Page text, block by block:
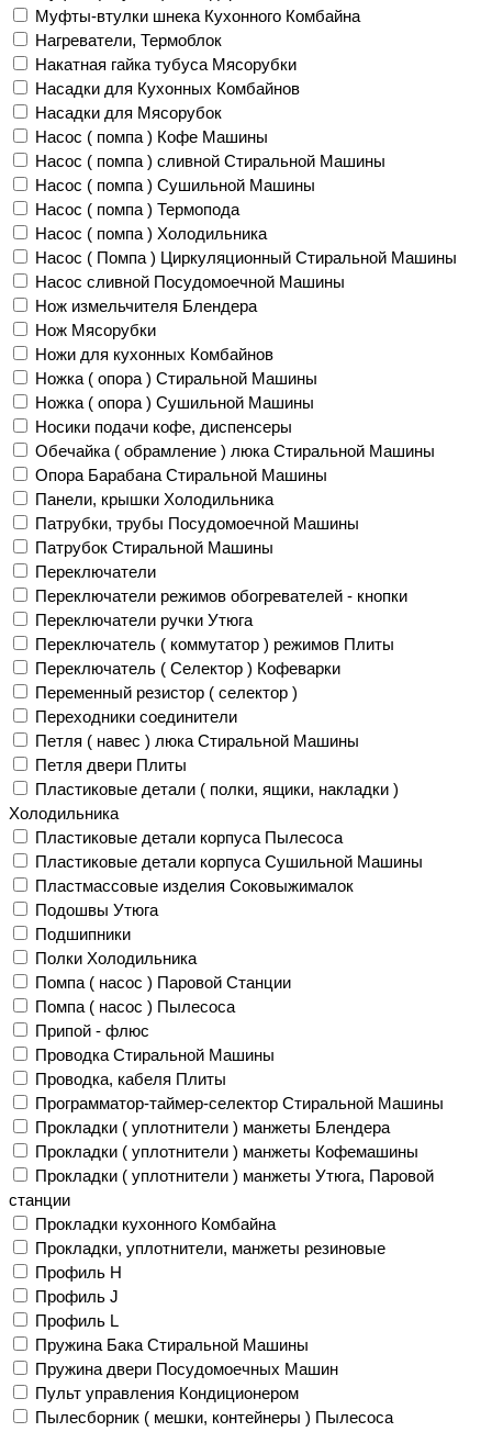
Муфты-втулки шнека Кухонного Комбайна
Нагреватели, Термоблок
Накатная гайка тубуса Мясорубки
Насадки для Кухонных Комбайнов
Насадки для Мясорубок
Насос ( помпа ) Кофе Машины
Насос ( помпа ) сливной Стиральной Машины
Насос ( помпа ) Сушильной Машины
Насос ( помпа ) Термопода
Насос ( помпа ) Холодильника
Насос ( Помпа ) Циркуляционный Стиральной Машины
Насос сливной Посудомоечной Машины
Нож измельчителя Блендера
Нож Мясорубки
Ножи для кухонных Комбайнов
Ножка ( опора ) Стиральной Машины
Ножка ( опора ) Сушильной Машины
Носики подачи кофе, диспенсеры
Обечайка ( обрамление ) люка Стиральной Машины
Опора Барабана Стиральной Машины
Панели, крышки Холодильника
Патрубки, трубы Посудомоечной Машины
Патрубок Стиральной Машины
Переключатели
Переключатели режимов обогревателей - кнопки
Переключатели ручки Утюга
Переключатель ( коммутатор ) режимов Плиты
Переключатель ( Селектор ) Кофеварки
Переменный резистор ( селектор )
Переходники соединители
Петля ( навес ) люка Стиральной Машины
Петля двери Плиты
Пластиковые детали ( полки, ящики, накладки )
Холодильника
Пластиковые детали корпуса Пылесоса
Пластиковые детали корпуса Сушильной Машины
Пластмассовые изделия Соковыжималок
Подошвы Утюга
Подшипники
Полки Холодильника
Помпа ( насос ) Паровой Станции
Помпа ( насос ) Пылесоса
Припой - флюс
Проводка Стиральной Машины
Проводка, кабеля Плиты
Программатор-таймер-селектор Стиральной Машины
Прокладки ( уплотнители ) манжеты Блендера
Прокладки ( уплотнители ) манжеты Кофемашины
Прокладки ( уплотнители ) манжеты Утюга, Паровой
станции
Прокладки кухонного Комбайна
Прокладки, уплотнители, манжеты резиновые
Профиль H
Профиль J
Профиль L
Пружина Бака Стиральной Машины
Пружина двери Посудомоечных Машин
Пульт управления Кондиционером
Пылесборник ( мешки, контейнеры ) Пылесоса